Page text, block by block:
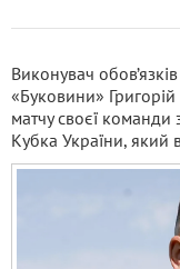
Виконувач
«Буковини» Григорій
матчу своєї команди
Кубка України, який